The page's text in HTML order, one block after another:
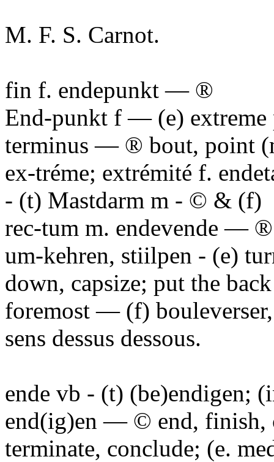
M. F. S. Carnot.
fin f. endepunkt — ®
End-punkt f — (e) extreme
terminus — ® bout, point
ex-tréme; extrémité f.
- (t) Mastdarm m - © & (f)
rec-tum m. endevende — ®
um-kehren, stiilpen - (e)
down, capsize; put the
foremost — (f)
sens dessus dessous.
ende vb - (t) (be)endigen;
end(ig)en — © end, finish,
terminate, conclude; (e.